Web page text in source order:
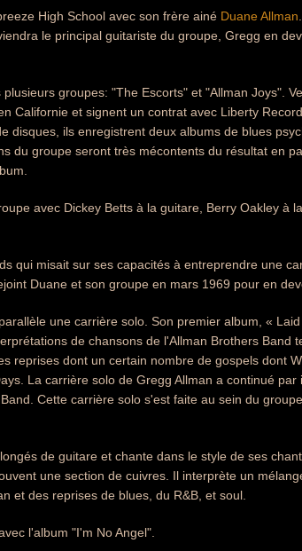
High School avec son frère ainé Duane Allman
le principal guitariste du groupe, Gregg en
groupes: "The Escorts" et "Allman Joys".
Californie et signent un contrat avec Liberty
disques, ils enregistrent deux albums de blues
du groupe seront très mécontents du résultat en
avec Dickey Betts à la guitare, Berry Oakley à
qui misait sur ses capacités à entreprendre une
Duane et son groupe en mars 1969 pour en
une carrière solo. Son premier album, «
de chansons de l'Allman Brothers Band
reprises dont un certain nombre de gospels dont
La carrière solo de Gregg Allman a continué par
Cette carrière solo s'est faite au sein du
de guitare et chante dans le style de ses
une section de cuivres. Il interprète un
et des reprises de blues, du R&B, et soul.
l'album "I'm No Angel".